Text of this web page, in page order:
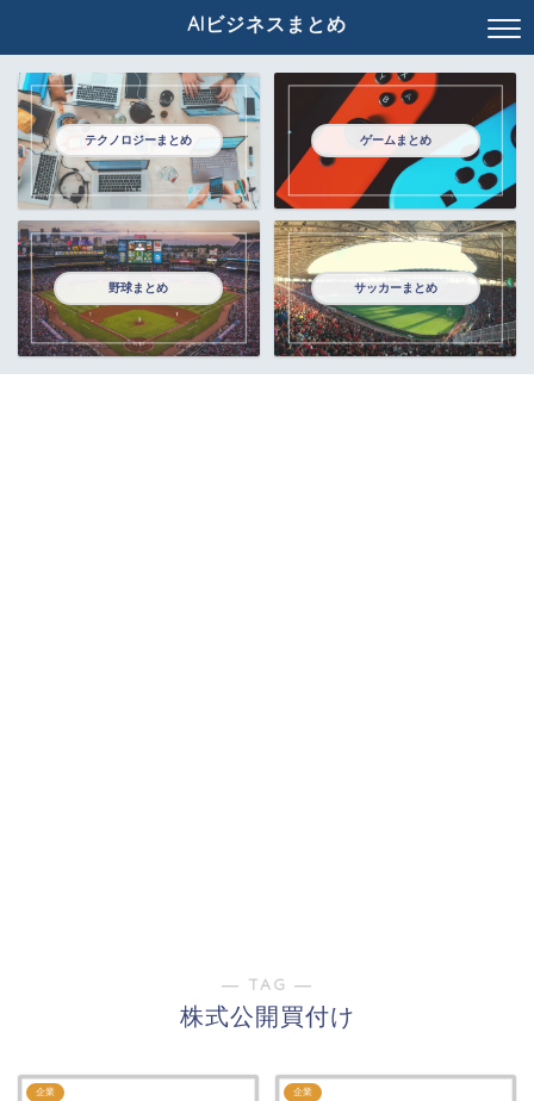
AIビジネスまとめ
テクノロジーまとめ ゲームまとめ
野球まとめ サッカーまとめ
― TAG ―
株式公開買付け
企業 企業